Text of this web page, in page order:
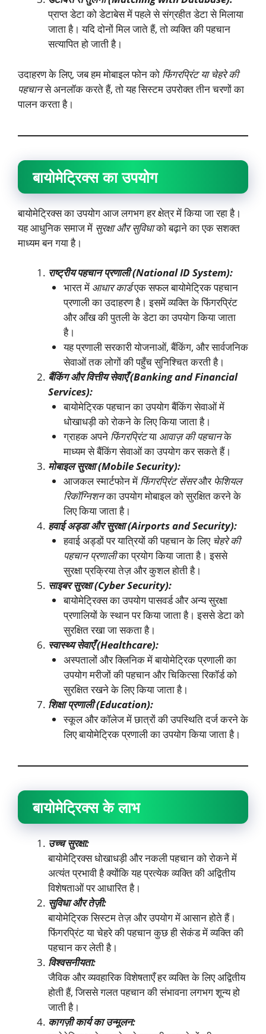
प्राप्त डेटा को डेटाबेस में पहले से संग्रहीत डेटा से मिलाया
जाता है। यदि दोनों मिल जाते हैं, तो व्यक्ति की पहचान
सत्यापित हो जाती है।
उदाहरण के लिए, जब हम मोबाइल फोन को फिंगरप्रिंट या चेहरे की
पहचानसे अनलॉक करते हैं, तो यह सिस्टम उपरोक्त तीन चरणों का
पालन करता है।
बायोमेट्रिक्स का उपयोग
बायोमेट्रिक्स का उपयोग आज लगभग हर क्षेत्र में किया जा रहा है।
यह आधुनिक समाज में सुरक्षा और सुविधाको बढ़ाने का एक सशक्त
माध्यम बन गया है।
राष्ट्रीय पहचान प्रणाली (National ID System):
भारत में आधार कार्डएक सफल बायोमेट्रिक पहचान
प्रणाली का उदाहरण है। इसमें व्यक्ति के फिंगरप्रिंट
और आँख की पुतली के डेटा का उपयोग किया जाता
है।
यह प्रणाली सरकारी योजनाओं, बैंकिंग, और सार्वजनिक
सेवाओं तक लोगों की पहुँच सुनिश्चित करती है।
बैंकिंग और वित्तीय सेवाएँ (Banking and Financial
Services):
बायोमेट्रिक पहचान का उपयोग बैंकिंग सेवाओं में
धोखाधड़ी को रोकने के लिए किया जाता है।
ग्राहक अपने फिंगरप्रिंटया आवाज़ की पहचानके
माध्यम से बैंकिंग सेवाओं का उपयोग कर सकते हैं।
मोबाइल सुरक्षा (Mobile Security):
आजकल स्मार्टफोन में फिंगरप्रिंट सेंसरऔर फेशियल
रिकॉग्निशनका उपयोग मोबाइल को सुरक्षित करने के
लिए किया जाता है।
हवाई अड्डा और सुरक्षा (Airports and Security):
हवाई अड्डों पर यात्रियों की पहचान के लिए चेहरे की
पहचान प्रणालीका प्रयोग किया जाता है। इससे
सुरक्षा प्रक्रिया तेज़ और कुशल होती है।
साइबर सुरक्षा (Cyber Security):
बायोमेट्रिक्स का उपयोग पासवर्ड और अन्य सुरक्षा
प्रणालियों के स्थान पर किया जाता है। इससे डेटा को
सुरक्षित रखा जा सकता है।
स्वास्थ्य सेवाएँ (Healthcare):
अस्पतालों और क्लिनिक में बायोमेट्रिक प्रणाली का
उपयोग मरीजों की पहचान और चिकित्सा रिकॉर्ड को
सुरक्षित रखने के लिए किया जाता है।
शिक्षा प्रणाली (Education):
स्कूल और कॉलेज में छात्रों की उपस्थिति दर्ज करने के
लिए बायोमेट्रिक प्रणाली का उपयोग किया जाता है।
बायोमेट्रिक्स के लाभ
उच्च सुरक्षा:
बायोमेट्रिक्स धोखाधड़ी और नकली पहचान को रोकने में
अत्यंत प्रभावी है क्योंकि यह प्रत्येक व्यक्ति की अद्वितीय
विशेषताओं पर आधारित है।
सुविधा और तेज़ी:
बायोमेट्रिक सिस्टम तेज़ और उपयोग में आसान होते हैं।
फिंगरप्रिंट या चेहरे की पहचान कुछ ही सेकंड में व्यक्ति की
पहचान कर लेती है।
विश्वसनीयता:
जैविक और व्यवहारिक विशेषताएँ हर व्यक्ति के लिए अद्वितीय
होती हैं, जिससे गलत पहचान की संभावना लगभग शून्य हो
जाती है।
कागज़ी कार्य का उन्मूलन: